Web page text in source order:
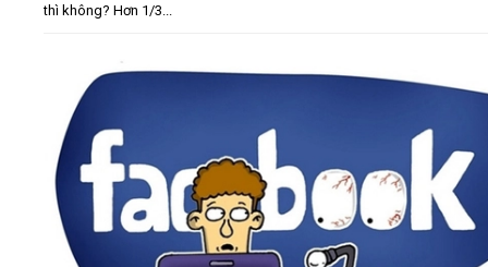
thì không? Hơn 1/3...